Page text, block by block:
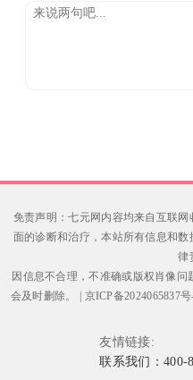
免责声明：七元网内容均来自互联
面的诊断和治疗，本站所有信息和
律
因信息不合理，不准确或版权肖像
会及时删除。 | 京ICP备2024065837
友情链接:
联系我们：400-